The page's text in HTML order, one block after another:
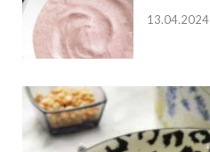
13.04.2024